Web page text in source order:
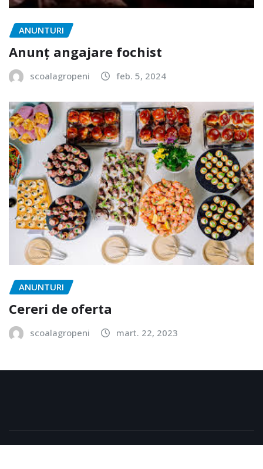
ANUNTURI
Anunț angajare fochist
scoalagropeni feb. 5, 2024
ANUNTURI
Cereri de oferta
scoalagropeni mart. 22, 2023